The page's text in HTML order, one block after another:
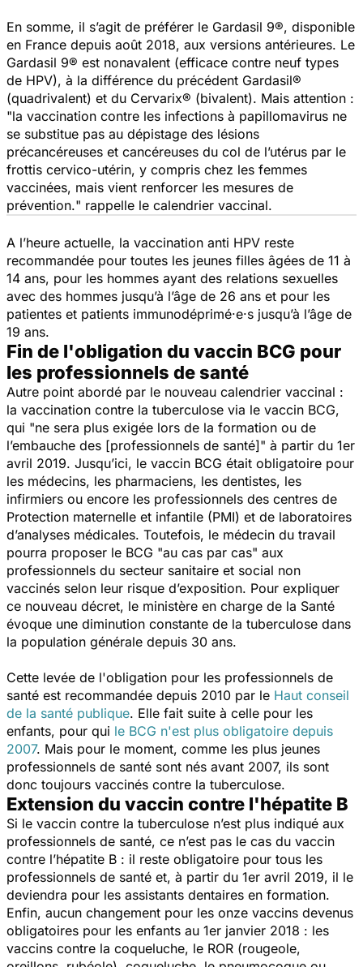
En somme, il s’agit de préférer le Gardasil 9®, disponible
en France depuis août 2018, aux versions antérieures. Le
Gardasil 9® est nonavalent (efficace contre neuf types
de HPV), à la différence du précédent Gardasil®
(quadrivalent) et du Cervarix® (bivalent). Mais attention :
"la vaccination contre les infections à papillomavirus ne
se substitue pas au dépistage des lésions
précancéreuses et cancéreuses du col de l’utérus par le
frottis cervico-utérin, y compris chez les femmes
vaccinées, mais vient renforcer les mesures de
prévention." rappelle le calendrier vaccinal.
A l’heure actuelle, la vaccination anti HPV reste
recommandée pour toutes les jeunes filles âgées de 11 à
14 ans, pour les hommes ayant des relations sexuelles
avec des hommes jusqu’à l’âge de 26 ans et pour les
patientes et patients immunodéprimé·e·s jusqu’à l’âge de
19 ans.
Fin de l'obligation du vaccin BCG pour
les professionnels de santé
Autre point abordé par le nouveau calendrier vaccinal :
la vaccination contre la tuberculose via le vaccin BCG,
qui "ne sera plus exigée lors de la formation ou de
l’embauche des [professionnels de santé]" à partir du 1er
avril 2019. Jusqu’ici, le vaccin BCG était obligatoire pour
les médecins, les pharmaciens, les dentistes, les
infirmiers ou encore les professionnels des centres de
Protection maternelle et infantile (PMI) et de laboratoires
d’analyses médicales. Toutefois, le médecin du travail
pourra proposer le BCG "au cas par cas" aux
professionnels du secteur sanitaire et social non
vaccinés selon leur risque d’exposition. Pour expliquer
ce nouveau décret, le ministère en charge de la Santé
évoque une diminution constante de la tuberculose dans
la population générale depuis 30 ans.
Cette levée de l'obligation pour les professionnels de
santé est recommandée depuis 2010 par le Haut conseil
de la santé publique. Elle fait suite à celle pour les
enfants, pour qui le BCG n'est plus obligatoire depuis
2007. Mais pour le moment, comme les plus jeunes
professionnels de santé sont nés avant 2007, ils sont
donc toujours vaccinés contre la tuberculose.
Extension du vaccin contre l'hépatite B
Si le vaccin contre la tuberculose n’est plus indiqué aux
professionnels de santé, ce n’est pas le cas du vaccin
contre l’hépatite B : il reste obligatoire pour tous les
professionnels de santé et, à partir du 1er avril 2019, il le
deviendra pour les assistants dentaires en formation.
Enfin, aucun changement pour les onze vaccins devenus
obligatoires pour les enfants au 1er janvier 2018 : les
vaccins contre la coqueluche, le ROR (rougeole,